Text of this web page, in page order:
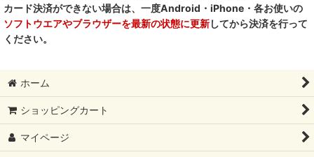
カード決済ができない場合は、一度Android・iPhone・各お使いの
ソフトウエアやブラウザーを最新の状態に更新してから決済を行って
ください。
ホーム
ショッピングカート
マイページ